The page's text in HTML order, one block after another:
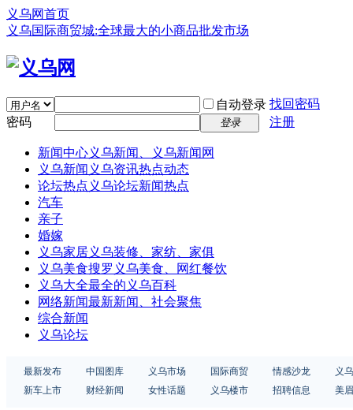
义乌网首页
义乌国际商贸城:全球最大的小商品批发市场
自动登录 找回密码
密码
登录 注册
新闻中心义乌新闻、义乌新闻网
义乌新闻 义乌资讯热点动态
论坛热点 义乌论坛新闻热点
汽车
亲子
婚嫁
义乌家居义乌装修、家纺、家俱
义乌美食搜罗义乌美食、网红餐饮
义乌大全最全的义乌百科
网络新闻最新新闻、社会聚焦
综合新闻
义乌论坛
最新发布 中国图库 义乌市场 国际商贸 情感沙龙
义
新车上市
财经新闻 女性话题 义乌楼市 招聘信息 美